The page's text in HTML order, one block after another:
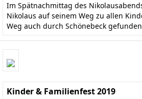
Im Spätnachmittag des
Nikolaus auf seinem Weg zu allen
Weg auch durch Schönebeck
Kinder & Familienfest 2019